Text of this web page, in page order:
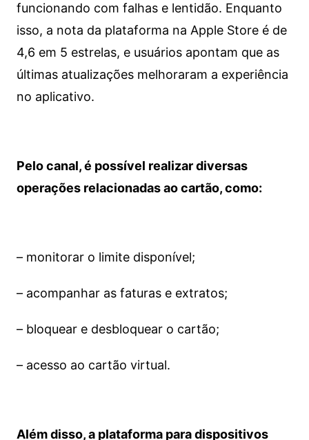
funcionando com falhas e lentidão. Enquanto
isso, a nota da plataforma na Apple Store é de
4,6 em 5 estrelas, e usuários apontam que as
últimas atualizações melhoraram a experiência
no aplicativo.
Pelo canal, é possível realizar diversas
operações relacionadas ao cartão, como:
– monitorar o limite disponível;
– acompanhar as faturas e extratos;
– bloquear e desbloquear o cartão;
– acesso ao cartão virtual.
Além disso, a plataforma para dispositivos